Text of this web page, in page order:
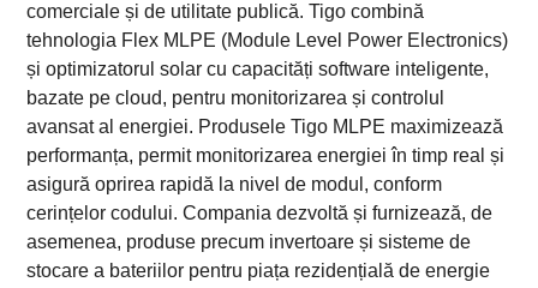
comerciale și de utilitate publică. Tigo combină
tehnologia Flex MLPE (Module Level Power Electronics)
și optimizatorul solar cu capacități software inteligente,
bazate pe cloud, pentru monitorizarea și controlul
avansat al energiei. Produsele Tigo MLPE maximizează
performanța, permit monitorizarea energiei în timp real și
asigură oprirea rapidă la nivel de modul, conform
cerințelor codului. Compania dezvoltă și furnizează, de
asemenea, produse precum invertoare și sisteme de
stocare a bateriilor pentru piața rezidențială de energie